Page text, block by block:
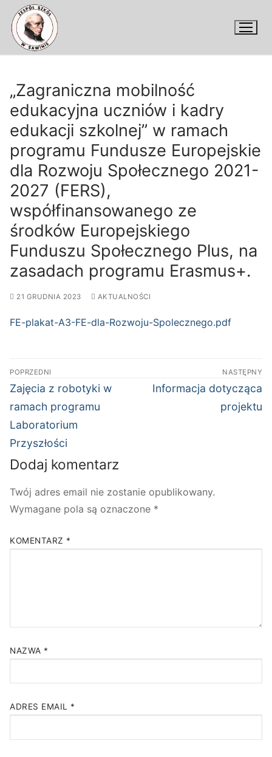
Przejdź
treści
„Zagraniczna mobilność
edukacyjna uczniów i kadry
edukacji szkolnej” w ramach
programu Fundusze Europejskie
dla Rozwoju Społecznego 2021-
2027 (FERS),
współfinansowanego ze
środków Europejskiego
Funduszu Społecznego Plus, na
zasadach programu Erasmus+.
21 GRUDNIA 2023 AKTUALNOŚCI
FE-plakat-A3-FE-dla-Rozwoju-Spolecznego.pdf
Nawigacja
wpisu
POPRZEDNI
Poprzedni
wpis:
Zajęcia z robotyki w
ramach programu
Laboratorium
Przyszłości
NASTĘPNY
Następny
Informacja dotycząca
projektu
Dodaj komentarz
Twój adres email nie zostanie opublikowany.
Wymagane pola są oznaczone *
KOMENTARZ *
NAZWA *
ADRES EMAIL *